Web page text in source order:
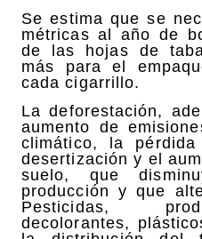
Se estima que se
métricas al año de
de las hojas de
más para el
cada cigarrillo.
La deforestación,
aumento de
climático, la
desertización y el
suelo, que
producción y que
Pesticidas,
decolorantes,